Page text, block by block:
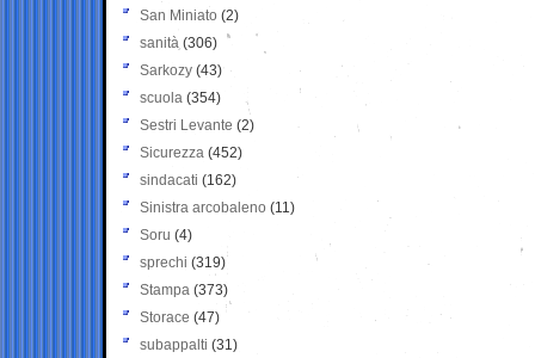
San Miniato (2)
sanità (306)
Sarkozy (43)
scuola (354)
Sestri Levante (2)
Sicurezza (452)
sindacati (162)
Sinistra arcobaleno (11)
Soru (4)
sprechi (319)
Stampa (373)
Storace (47)
subappalti (31)